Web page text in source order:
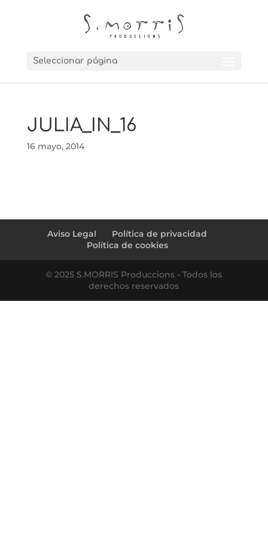
Seleccionar página
JULIA_IN_16
16 mayo, 2014
Aviso Legal
Política de privacidad
Política de cookies
© 2025 S.MORRIS Produccions - Todos los
derechos reservados